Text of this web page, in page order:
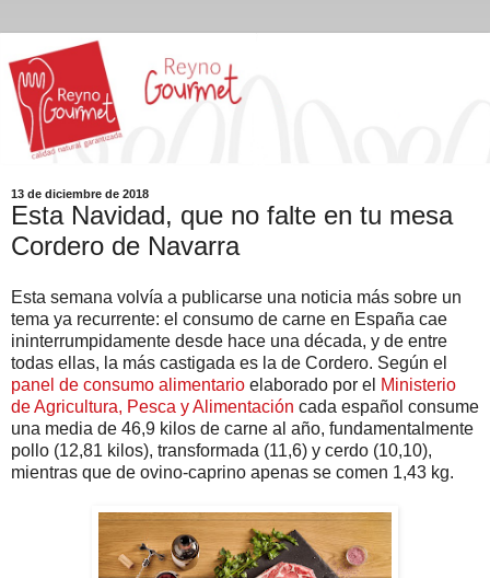
13 de diciembre de 2018
Esta Navidad, que no falte en tu mesa
Cordero de Navarra
Esta semana volvía a publicarse una noticia más sobre un
tema ya recurrente: el consumo de carne en España cae
ininterrumpidamente desde hace una década, y de entre
todas ellas, la más castigada es la de Cordero. Según el
panel de consumo alimentario elaborado por el Ministerio
de Agricultura, Pesca y Alimentación cada español consume
una media de 46,9 kilos de carne al año, fundamentalmente
pollo (12,81 kilos), transformada (11,6) y cerdo (10,10),
mientras que de ovino-caprino apenas se comen 1,43 kg.